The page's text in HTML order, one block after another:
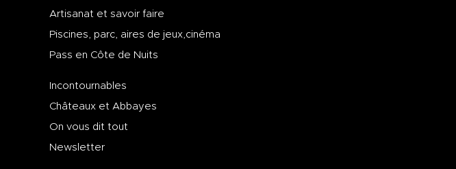
Artisanat et savoir faire
Piscines, parc, aires de jeux,cinéma
Pass en Côte de Nuits
Incontournables
Châteaux et Abbayes
On vous dit tout
Newsletter